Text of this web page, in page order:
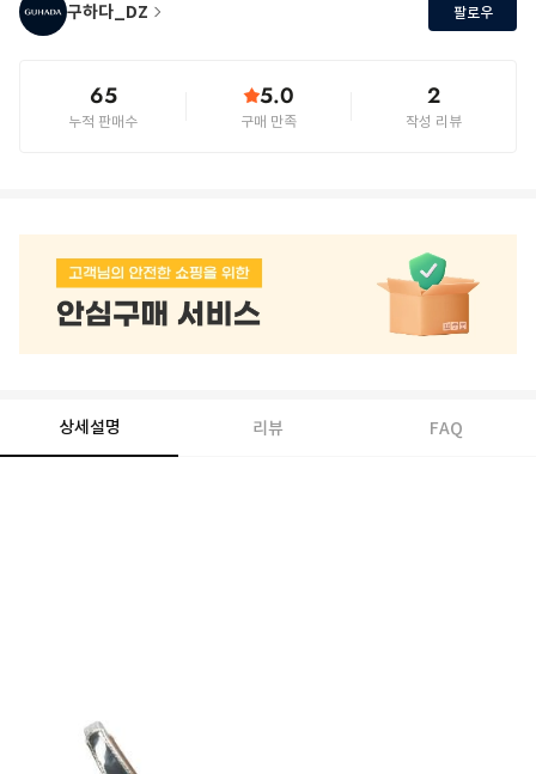
구하다_DZ 팔로우
65
누적 판매수
5.0
구매 만족
2
작성 리뷰
상세설명 리뷰 FAQ